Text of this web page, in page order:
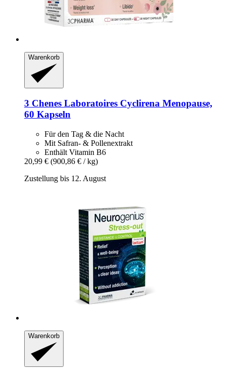
Warenkorb
3 Chenes Laboratoires Cyclirena Menopause,
60 Kapseln
Für den Tag & die Nacht
Mit Safran- & Pollenextrakt
Enthält Vitamin B6
20,99 € (900,86 € / kg)
Zustellung bis 12. August
Warenkorb